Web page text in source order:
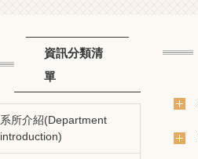
資訊分類清
單
系所介紹(Department
introduction)